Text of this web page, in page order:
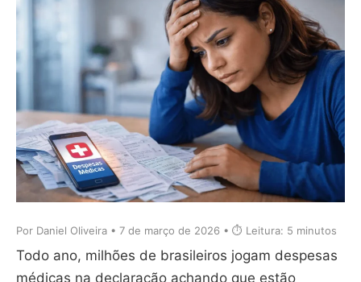
Por Daniel Oliveira • 7 de março de 2026 • ⏱️ Leitura: 5 minutos
Todo ano, milhões de brasileiros jogam despesas
médicas na declaração achando que estão